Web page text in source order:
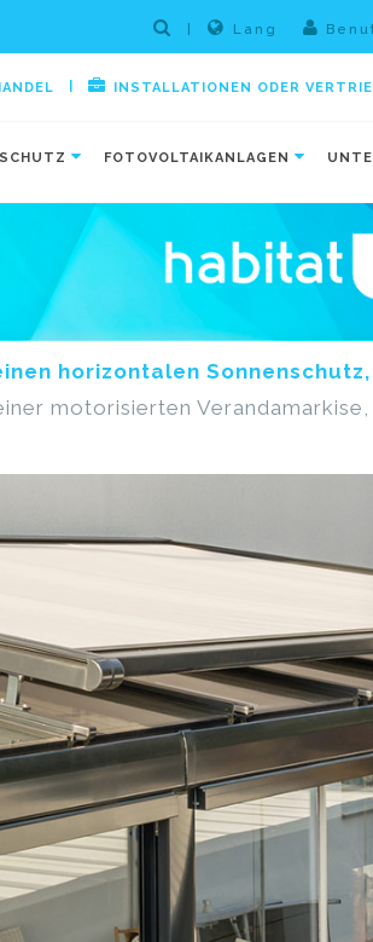
Lang
INSTALLATIONEN ODER
FOTOVOLTAIKANLAGEN
horizontalen
motorisierten Verandamarkise,